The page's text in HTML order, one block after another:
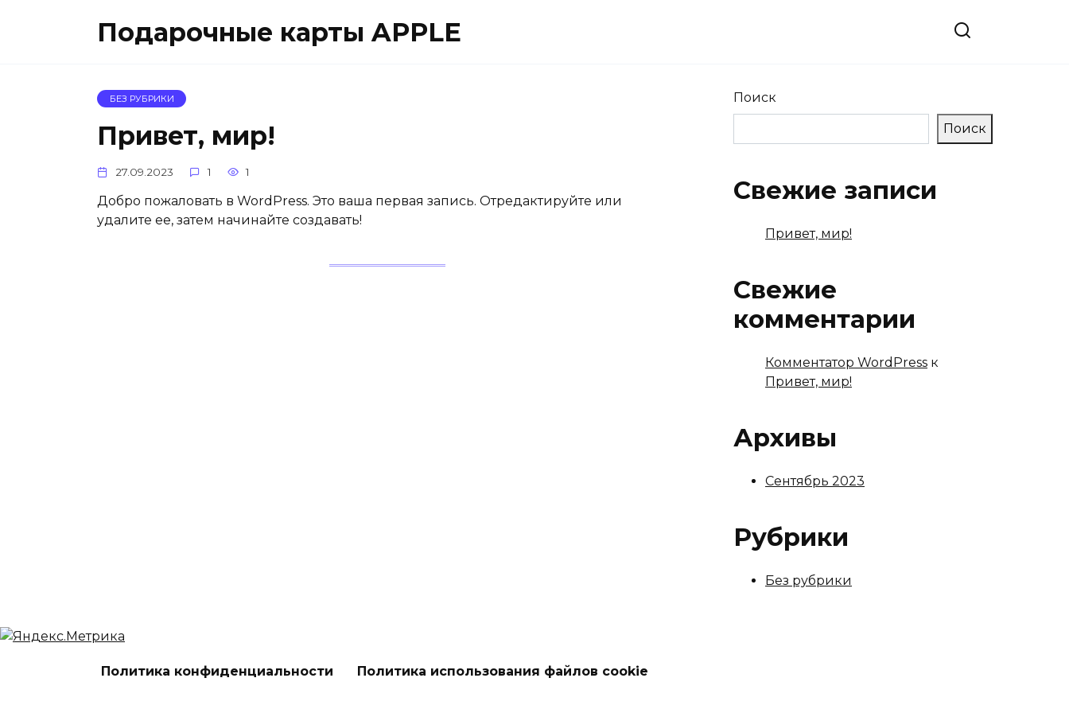
Подарочные карты APPLE
БЕЗ РУБРИКИ
Привет, мир!
27.09.2023 1 1
Добро пожаловать в WordPress. Это ваша первая запись. Отредактируйте или
удалите ее, затем начинайте создавать!
Поиск
Поиск
Свежие записи
Привет, мир!
Свежие
комментарии
Комментатор WordPress к
Привет, мир!
Архивы
Сентябрь 2023
Рубрики
Без рубрики
Политика конфиденциальности Политика использования файлов cookie